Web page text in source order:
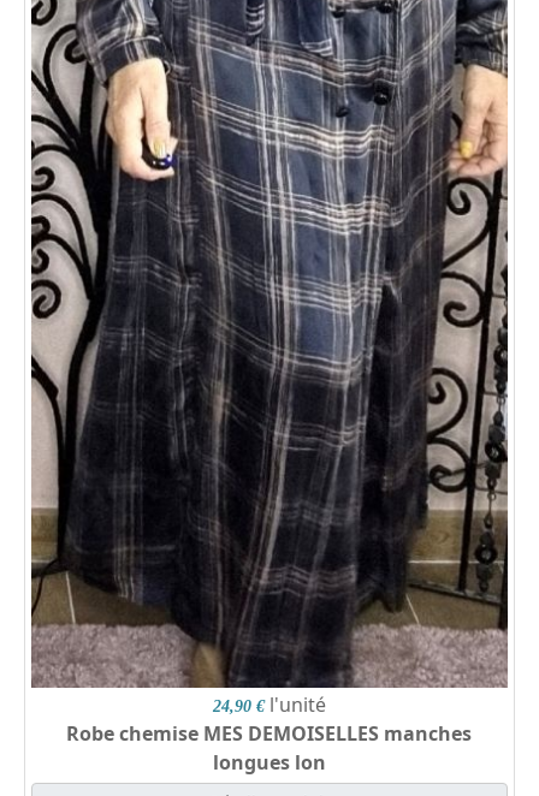
24,90 € l'unité
Robe chemise MES DEMOISELLES manches
longues lon